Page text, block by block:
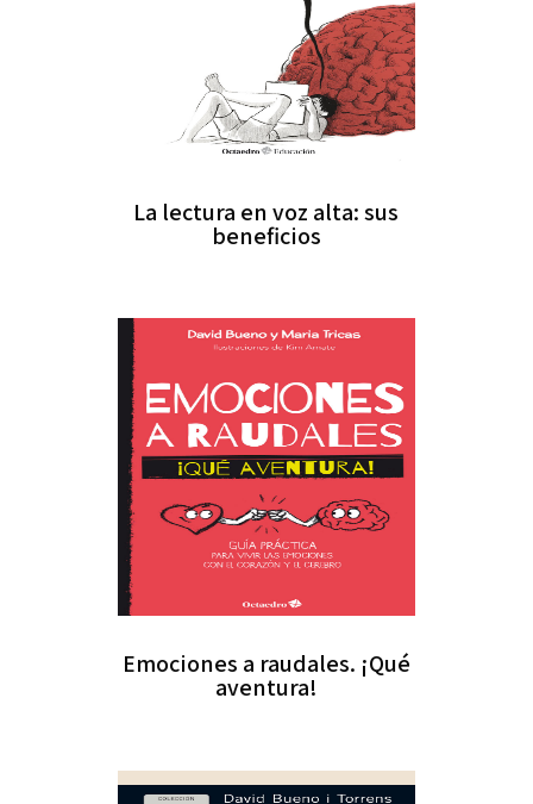
La lectura en voz alta: sus
beneficios
Emociones a raudales. ¡Qué
aventura!